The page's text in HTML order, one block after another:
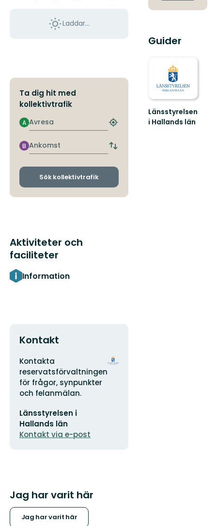
Laddar...
Ta dig hit med
kollektivtrafik
Avresa
A
Hitta
hållplats
Ankomst
B
Byt
och
Sök kollektivtrafik
Aktiviteter och
faciliteter
Information
Kontakt
Adress
Kontakta
reservatsförvaltningen
för frågor, synpunkter
och felanmälan.
postadress
Länsstyrelsen i
Hallands län
Kontakt via e-post
Organisationens
Jag har varit här
Jag har varit här
Guider
Länsstyrelsen
i Hallands län